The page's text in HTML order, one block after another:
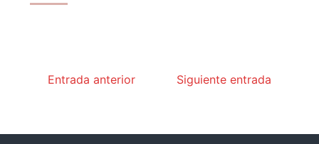
Entrada anterior Siguiente entrada